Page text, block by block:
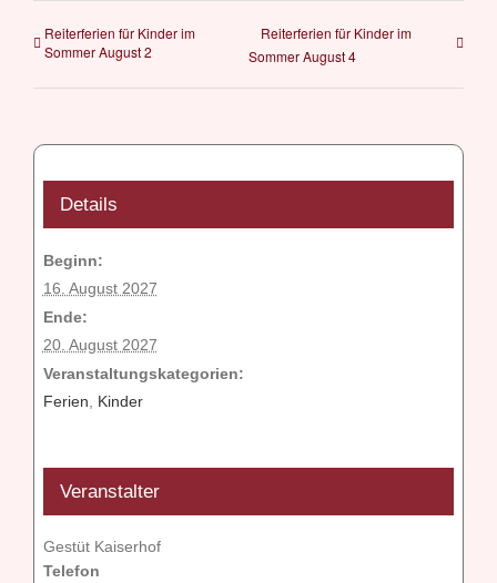
Reiterferien für Kinder im
Sommer August 2
Reiterferien für Kinder im
Sommer August 4
Details
Beginn:
16. August 2027
Ende:
20. August 2027
Veranstaltungskategorien:
Ferien
Kinder
Veranstalter
Gestüt Kaiserhof
Telefon